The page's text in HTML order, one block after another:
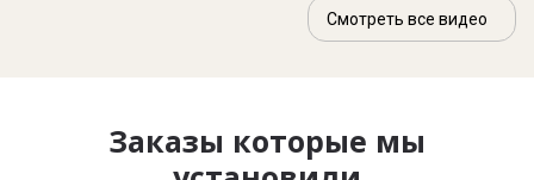
Смотреть все видео
Заказы которые мы